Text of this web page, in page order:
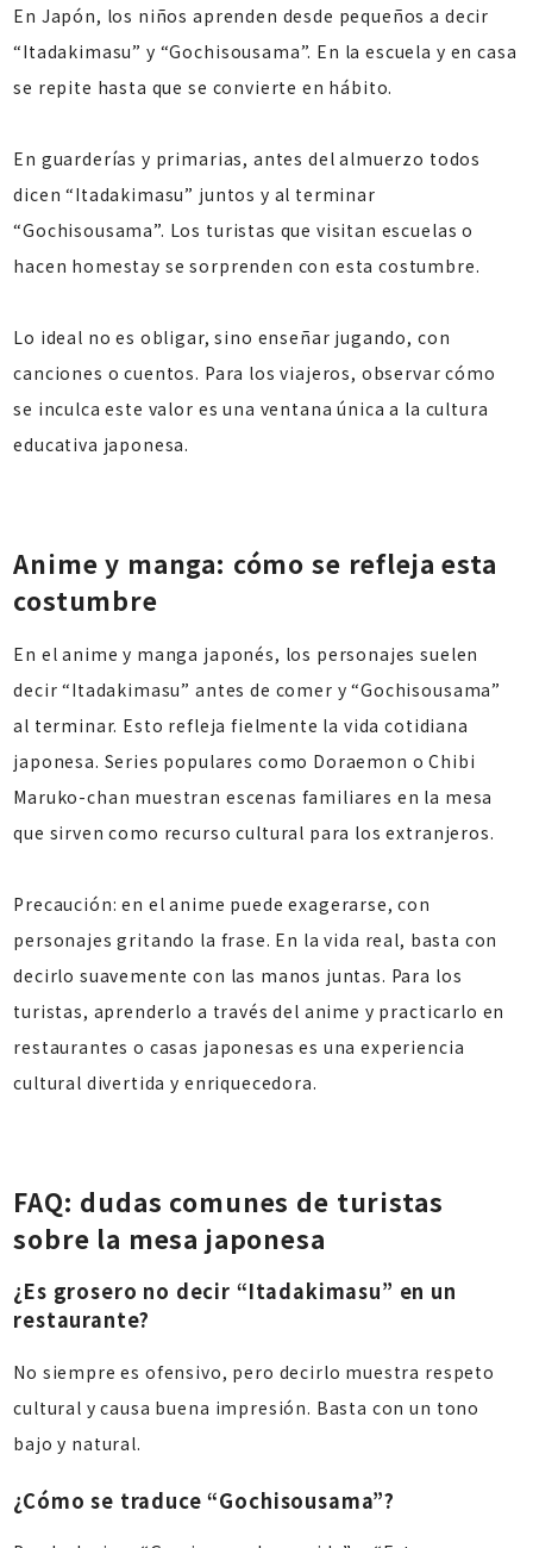
En Japón, los niños aprenden desde pequeños a decir
“Itadakimasu” y “Gochisousama”. En la escuela y en casa
se repite hasta que se convierte en hábito.
En guarderías y primarias, antes del almuerzo todos
dicen “Itadakimasu” juntos y al terminar
“Gochisousama”. Los turistas que visitan escuelas o
hacen homestay se sorprenden con esta costumbre.
Lo ideal no es obligar, sino enseñar jugando, con
canciones o cuentos. Para los viajeros, observar cómo
se inculca este valor es una ventana única a la cultura
educativa japonesa.
Anime y manga: cómo se refleja esta
costumbre
En el anime y manga japonés, los personajes suelen
decir “Itadakimasu” antes de comer y “Gochisousama”
al terminar. Esto refleja fielmente la vida cotidiana
japonesa. Series populares como Doraemon oChibi
Maruko-chan muestran escenas familiares en la mesa
que sirven como recurso cultural para los extranjeros.
Precaución: en el anime puede exagerarse, con
personajes gritando la frase. En la vida real, basta con
decirlo suavemente con las manos juntas. Para los
turistas, aprenderlo a través del anime y practicarlo en
restaurantes o casas japonesas es una experiencia
cultural divertida y enriquecedora.
FAQ: dudas comunes de turistas
sobre la mesa japonesa
¿Es grosero no decir “Itadakimasu” en un
restaurante?
No siempre es ofensivo, pero decirlo muestra respeto
cultural y causa buena impresión. Basta con un tono
bajo y natural.
¿Cómo se traduce “Gochisousama”?